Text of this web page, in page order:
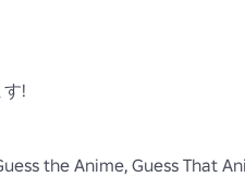
!
the Anime, Guess That